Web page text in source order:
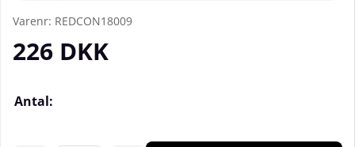
Varenr: REDCON18009
226 DKK
Antal: